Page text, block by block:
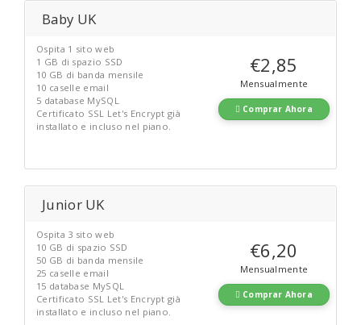
Baby UK
Ospita 1 sito web
1 GB di spazio SSD
10 GB di banda mensile
10 caselle email
5 database MySQL
Certificato SSL Let's Encrypt già
installato e incluso nel piano.
€2,85
Mensualmente
Comprar Ahora
Junior UK
Ospita 3 sito web
10 GB di spazio SSD
50 GB di banda mensile
25 caselle email
15 database MySQL
Certificato SSL Let's Encrypt già
installato e incluso nel piano.
€6,20
Mensualmente
Comprar Ahora